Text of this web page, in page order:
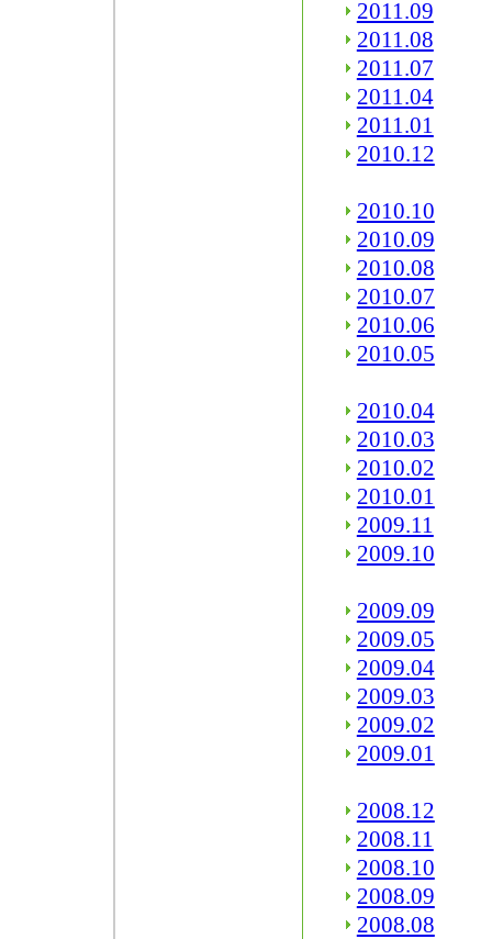
2011.09
2011.08
2011.07
2011.04
2011.01
2010.12
2010.10
2010.09
2010.08
2010.07
2010.06
2010.05
2010.04
2010.03
2010.02
2010.01
2009.11
2009.10
2009.09
2009.05
2009.04
2009.03
2009.02
2009.01
2008.12
2008.11
2008.10
2008.09
2008.08